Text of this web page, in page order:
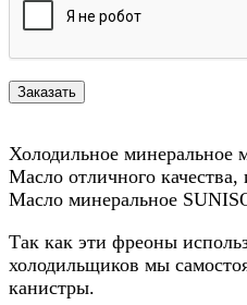
Холодильное минеральное
Масло отличного качества,
Масло минеральное
Так как эти фреоны
холодильщиков мы
канистры.